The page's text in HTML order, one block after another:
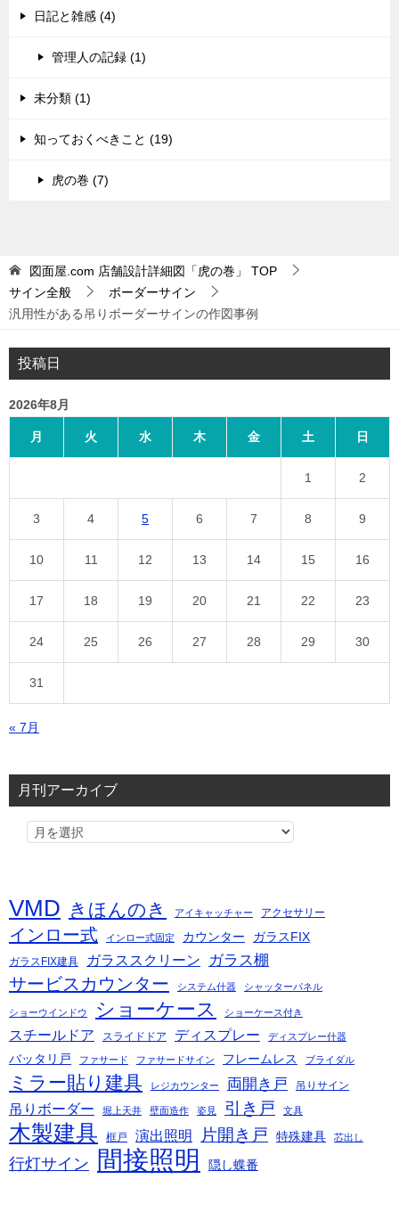
日記と雑感 (4)
管理人の記録 (1)
未分類 (1)
知っておくべきこと (19)
虎の巻 (7)
図面屋.com 店舗設計詳細図「虎の巻」
TOP
サイン全般
ボーダーサイン
汎用性がある吊りボーダーサインの作図事例
投稿日
2026年8月
月 火 水 木 金 土 日
1 2
3 4 5 6 7 8 9
10 11 12 13 14 15 16
17 18 19 20 21 22 23
24 25 26 27 28 29 30
31
« 7月
月刊アーカイブ
VMD きほんのき アイキャッチャー アクセサリー
インロー式 インロー式固定 カウンター ガラスFIX
ガラスFIX建具 ガラススクリーン ガラス棚
サービスカウンター システム什器 シャッターパネル
ショーウインドウ ショーケース ショーケース付き
スチールドア スライドドア ディスプレー ディスプレー什器
バッタリ戸 ファサード ファサードサイン フレームレス ブライダル
ミラー貼り建具 レジカウンター 両開き戸 吊りサイン
吊りボーダー 堀上天井 壁面造作 姿見 引き戸 文具
木製建具 框戸 演出照明 片開き戸 特殊建具 芯出し
行灯サイン 間接照明 隠し蝶番